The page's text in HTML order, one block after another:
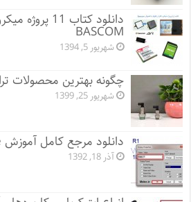
BASCOM
شهریور 5, 1394
چگونه بهترین محصولات
شهریور 25, 1399
دانلود مرجع کامل آموزش OrCAD PSpice
آذر 18, 1392